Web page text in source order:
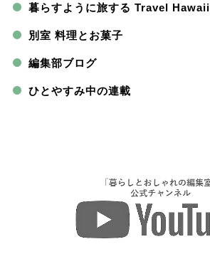
暮らすように旅する Travel Hawaii
別室 料理とお菓子
編集部ブログ
ひとやすみ中の連載